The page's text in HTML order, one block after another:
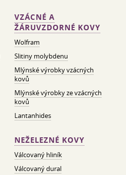
VZÁCNÉ A
ŽÁRUVZDORNÉ KOVY
Wolfram
Slitiny molybdenu
Mlýnské výrobky vzácných
kovů
Mlýnské výrobky ze vzácných
kovů
Lantanhides
NEŽELEZNÉ KOVY
Válcovaný hliník
Válcovaný dural